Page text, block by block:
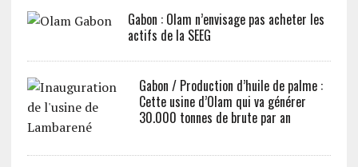
Gabon : Olam n’envisage pas acheter les
actifs de la SEEG
Gabon / Production d’huile de palme :
Cette usine d’Olam qui va générer
30.000 tonnes de brute par an